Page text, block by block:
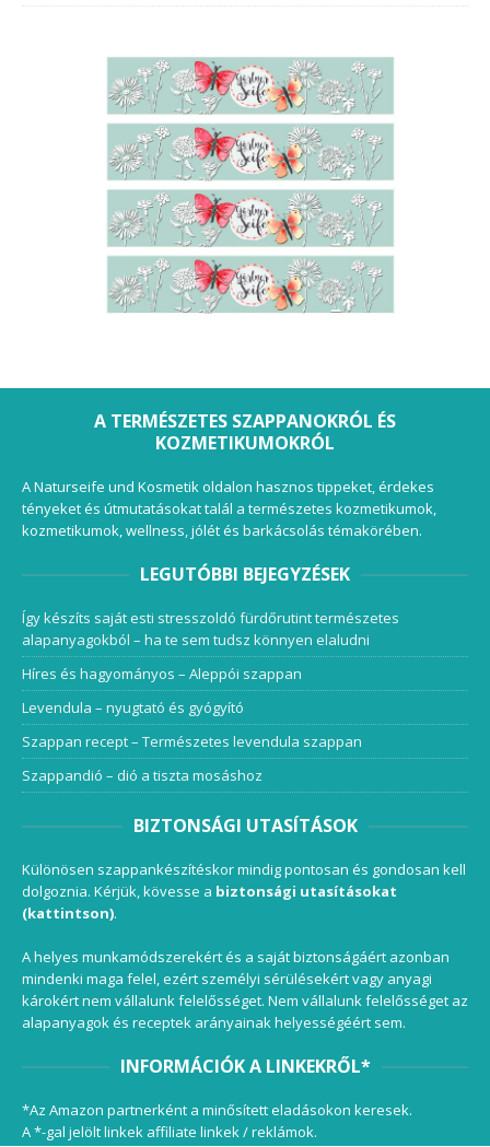
A TERMÉSZETES SZAPPANOKRÓL ÉS
KOZMETIKUMOKRÓL
A Naturseife und Kosmetik oldalon hasznos tippeket, érdekes
tényeket és útmutatásokat talál a természetes kozmetikumok,
kozmetikumok, wellness, jólét és barkácsolás témakörében.
LEGUTÓBBI BEJEGYZÉSEK
Így készíts saját esti stresszoldó fürdőrutint természetes
alapanyagokból – ha te sem tudsz könnyen elaludni
Híres és hagyományos – Aleppói szappan
Levendula – nyugtató és gyógyító
Szappan recept – Természetes levendula szappan
Szappandió – dió a tiszta mosáshoz
BIZTONSÁGI UTASÍTÁSOK
Különösen szappankészítéskor mindig pontosan és gondosan kell
dolgoznia. Kérjük, kövesse a biztonsági utasításokat
(kattintson).
A helyes munkamódszerekért és a saját biztonságáért azonban
mindenki maga felel, ezért személyi sérülésekért vagy anyagi
károkért nem vállalunk felelősséget. Nem vállalunk felelősséget az
alapanyagok és receptek arányainak helyességéért sem.
INFORMÁCIÓK A LINKEKRŐL*
*Az Amazon partnerként a minősített eladásokon keresek.
A *-gal jelölt linkek affiliate linkek / reklámok.